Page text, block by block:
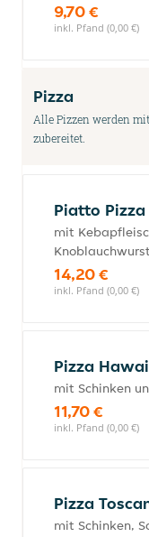
9,70 €
inkl. Pfand (0,00 €)
Pizza
Alle Pizzen werden
zubereitet.
Piatto Pizza
mit
14,20 €
inkl. Pfand (0,00 €)
Pizza
mit Schinken
11,70 €
inkl. Pfand (0,00 €)
Pizza
mit Schinken,